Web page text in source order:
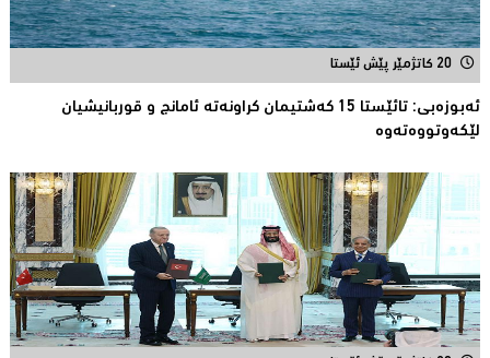
20 کاتژمێر پێش ئێستا
ئەبوزەبی: تائێستا 15 كەشتیمان كراونەتە ئامانج و قوربانیشیان
لێكەوتووەتەوە